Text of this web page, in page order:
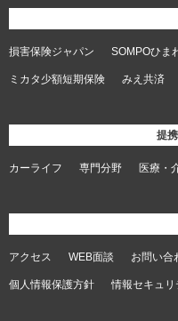
損害保険ジャパン SOMPOひま
ミカタ少額短期保険 みえ共済
提
カーライフ 専門分野 医療・
アクセス WEB面談 お問い合
個人情報保護方針 情報セキュリ